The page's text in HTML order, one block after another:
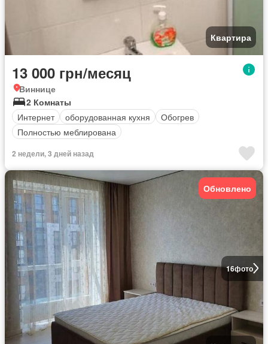
Квартира
13 000 грн/месяц
Виннице
2 Комнаты
Интернет
оборудованная кухня
Обогрев
Полностью меблирована
2 недели, 3 дней назад
16фото
Обновлено